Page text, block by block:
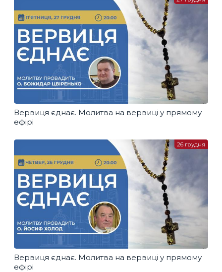
Вервиця єднає. Молитва на вервиці у прямому
ефірі
Вервиця єднає. Молитва на вервиці у прямому
ефірі
26 грудня